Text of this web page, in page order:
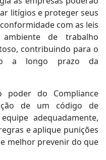
litígios e proteger seus
com as leis
de trabalho
contribuindo para o
a longo prazo da
poder do Compliance
de um código de
adequadamente,
e aplique punições
melhor prevenir do que